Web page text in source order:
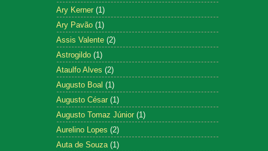
Ary Kerner (1)
Ary Pavão (1)
Assis Valente (2)
Astrogildo (1)
Ataulfo Alves (2)
Augusto Boal (1)
Augusto César (1)
Augusto Tomaz Júnior (1)
Aurelino Lopes (2)
Auta de Souza (1)